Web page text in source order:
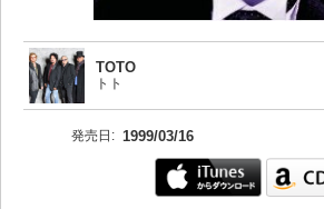
TOTO
トト
発売日: 1999/03/16